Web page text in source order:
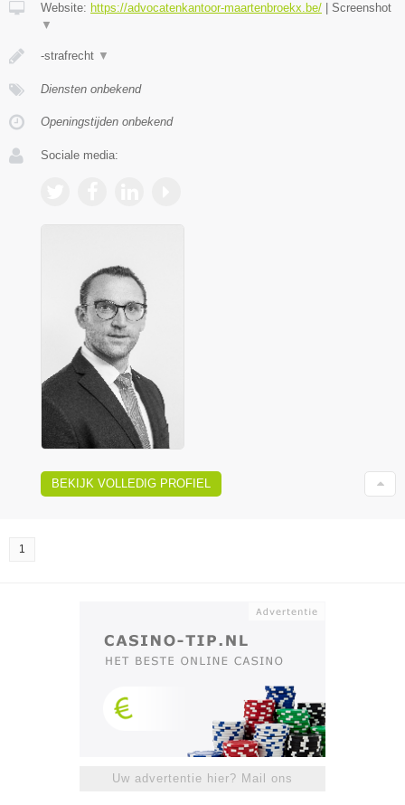
Website: https://advocatenkantoor-maartenbroekx.be/ | Screenshot
▼
-strafrecht ▼
Diensten onbekend
Openingstijden onbekend
Sociale media:
BEKIJK VOLLEDIG PROFIEL
1
Uw advertentie hier? Mail ons